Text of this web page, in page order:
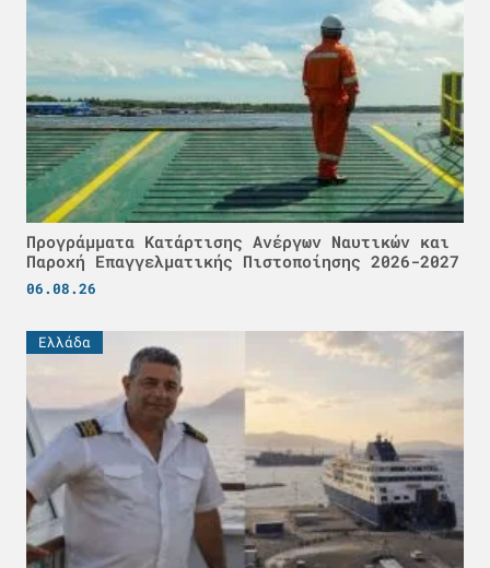
Προγράμματα Κατάρτισης Ανέργων Ναυτικών και
Παροχή Επαγγελματικής Πιστοποίησης 2026-2027
06.08.26
Ελλάδα